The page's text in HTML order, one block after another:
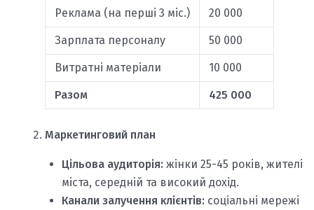
Реклама (на перші 3 міс.) 20 000
Зарплата персоналу 50 000
Витратні матеріали 10 000
Разом 425 000
Маркетинговий план
Цільова аудиторія: жінки 25-45 років, жителі
міста, середній та високий дохід.
Канали залучення клієнтів: соціальні мережі